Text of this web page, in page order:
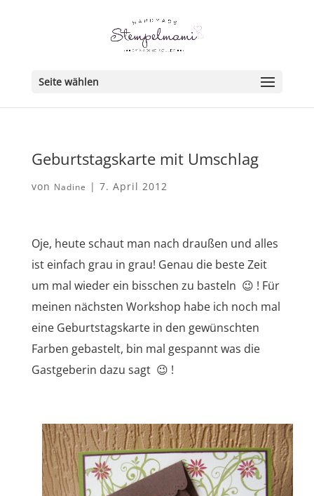
Seite wählen
Geburtstagskarte mit Umschlag
von Nadine | 7. April 2012
Oje, heute schaut man nach draußen und alles
ist einfach grau in grau! Genau die beste Zeit
um mal wieder ein bisschen zu basteln 😉 ! Für
meinen nächsten Workshop habe ich noch mal
eine Geburtstagskarte in den gewünschten
Farben gebastelt, bin mal gespannt was die
Gastgeberin dazu sagt 😉 !